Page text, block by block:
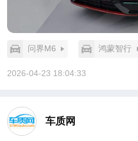
问界M6 鸿蒙智行
2026-04-23 18:04:33
车质网